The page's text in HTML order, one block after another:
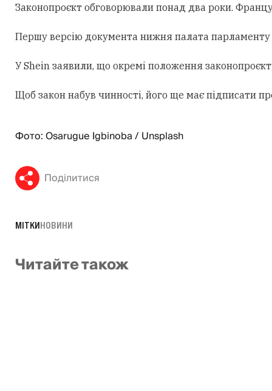
Законопроєкт обговорювали понад два роки.
Першу версію документа нижня палата парламенту
У Shein заявили, що окремі положення
Щоб закон набув чинності, його ще має підписати
Фото: Osarugue Igbinoba / Unsplash
Поділитися
МІТКИНОВИНИ
Читайте також